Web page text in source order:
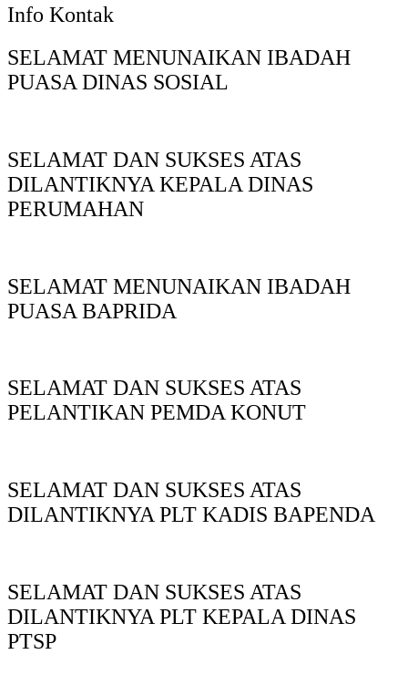
Info Kontak
SELAMAT MENUNAIKAN IBADAH
PUASA DINAS SOSIAL
SELAMAT DAN SUKSES ATAS
DILANTIKNYA KEPALA DINAS
PERUMAHAN
SELAMAT MENUNAIKAN IBADAH
PUASA BAPRIDA
SELAMAT DAN SUKSES ATAS
PELANTIKAN PEMDA KONUT
SELAMAT DAN SUKSES ATAS
DILANTIKNYA PLT KADIS BAPENDA
SELAMAT DAN SUKSES ATAS
DILANTIKNYA PLT KEPALA DINAS
PTSP